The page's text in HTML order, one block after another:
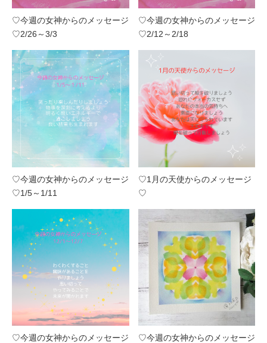
♡今週の女神からのメッセージ
♡2/26～3/3
♡今週の女神からのメッセージ
♡2/12～2/18
♡今週の女神からのメッセージ
♡1/5～1/11
♡1月の天使からのメッセージ
♡
♡今週の女神からのメッセージ
♡今週の女神からのメッセージ